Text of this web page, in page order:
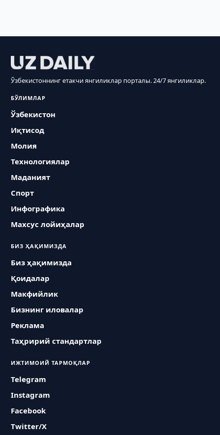
Ўзбекистоннинг етакчи янгиликлар порталы. 24/7 янгиликлар.
БЎЛИМЛАР
Ўзбекистон
Иқтисод
Молия
Технологиялар
Маданият
Спорт
Инфографика
Махсус лойиҳалар
БИЗ ҲАҚИМИЗДА
Биз ҳақимизда
Қоидалар
Макфийлик
Бизнинг иловалар
Реклама
Таҳририй стандартлар
ИЖТИМОИЙ ТАРМОҚЛАР
Telegram
Instagram
Facebook
Twitter/X